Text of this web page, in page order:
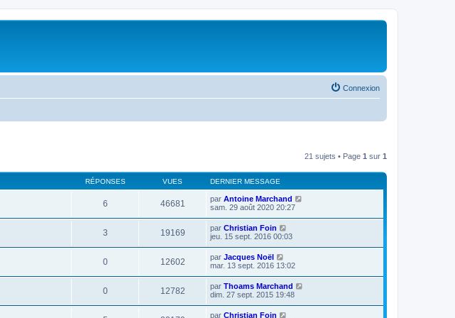
Connexion
21 sujets • Page 1 sur 1
RÉPONSES VUES DERNIER MESSAGE
6 46681 par Antoine Marchand
sam. 29 août 2020 20:27
3 19169 par Christian Foin
jeu. 15 sept. 2016 00:03
0 12602 par Jacques Noël
mar. 13 sept. 2016 13:02
0 12782 par Thoams Marchand
dim. 27 sept. 2015 19:48
par Christian Foin